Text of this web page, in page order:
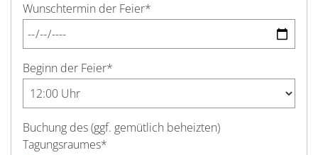
Wunschtermin der Feier*
Beginn der Feier*
Buchung des (ggf. gemütlich beheizten)
Tagungsraumes*